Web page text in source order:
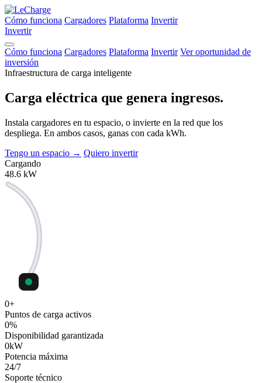
Cómo funciona Cargadores Plataforma Invertir
Invertir
Cómo funciona Cargadores Plataforma Invertir Ver oportunidad de
inversión
Infraestructura de carga inteligente
Carga eléctrica que genera ingresos.
Instala cargadores en tu espacio, o invierte en la red que los
despliega. En ambos casos, ganas con cada kWh.
Tengo un espacio → Quiero invertir
Cargando
48.6 kW
0+
Puntos de carga activos
0%
Disponibilidad garantizada
0kW
Potencia máxima
24/7
Soporte técnico